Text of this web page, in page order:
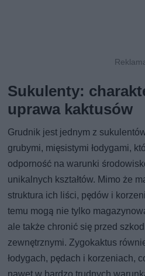
Sukulenty:
uprawa kaktusów
Grudnik jest jednym z
grubymi, mięsistymi łodygami,
odporność na warunki
unikalnych kształtów. Mimo że
struktura ich liści, pędów i
temu mogą nie tylko
ale także chronić się przed
zewnętrznymi. Zygokaktus
łodygach, pędach i korzeniach,